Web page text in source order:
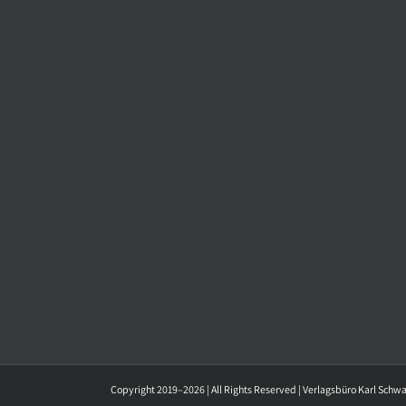
Copyright 2019–2026 | All Rights Reserved | Verlagsbüro Karl